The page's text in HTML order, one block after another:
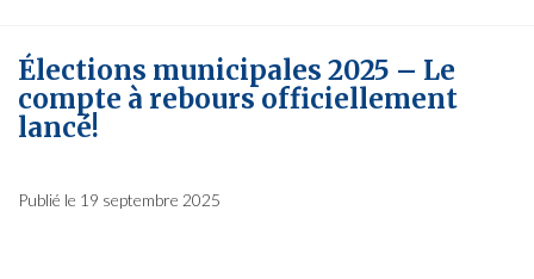
Élections municipales 2025 – Le
compte à rebours officiellement
lancé!
Publié le 19 septembre 2025